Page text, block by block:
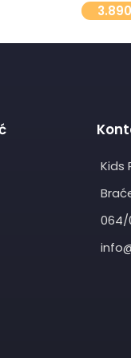
Kids
064/